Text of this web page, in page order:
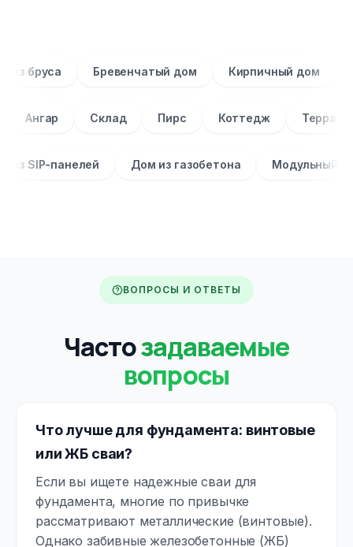
Дом из бруса Бревенчатый дом Кирпичный
Склад Пирс Коттедж Терраса
Дом из SIP-панелей Дом из газобетона
ВОПРОСЫ И ОТВЕТЫ
Частозадаваемые
вопросы
Что лучше для фундамента: винтовые
или ЖБ сваи?
Если вы ищете надежные сваи для
фундамента, многие по привычке
рассматривают металлические (винтовые).
Однако забивные железобетонные (ЖБ)